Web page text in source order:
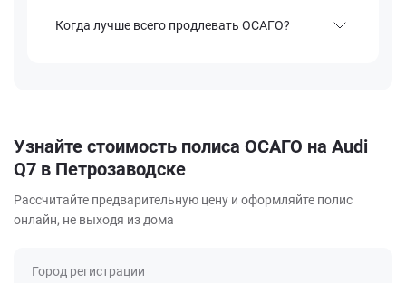
Когда лучше всего продлевать ОСАГО?
Узнайте стоимость полиса ОСАГО на Audi
Q7 в Петрозаводске
Рассчитайте предварительную цену и оформляйте полис
онлайн, не выходя из дома
Город регистрации